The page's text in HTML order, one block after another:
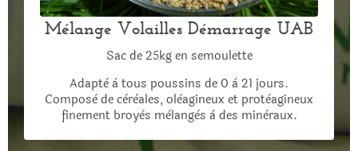
Mélange Volailles Démarrage UAB
Sac de 25kg en semoulette
Adaptè à tous poussins de 0 à 21 jours.
Composè de cèrèales, olèagineux et protèagineux
finement broyès mèlangès à des minèraux.